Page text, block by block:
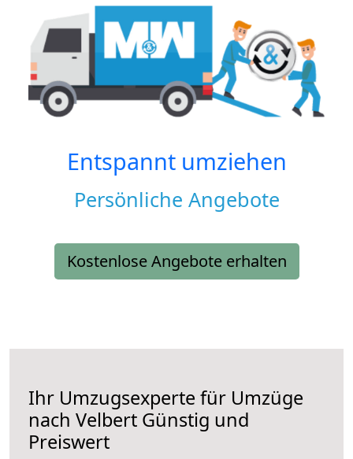
Entspannt umziehen
Persönliche Angebote
Kostenlose Angebote erhalten
Ihr Umzugsexperte für Umzüge
nach Velbert Günstig und
Preiswert